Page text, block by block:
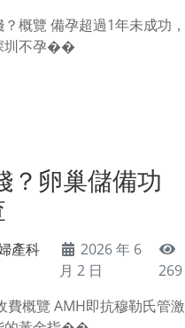
概覽 備孕超過1年未成功，
圳不孕��
？卵巢儲備功
產科
2026 年 6
月 2 日
269
費概覽 AMH即抗穆勒氏管激